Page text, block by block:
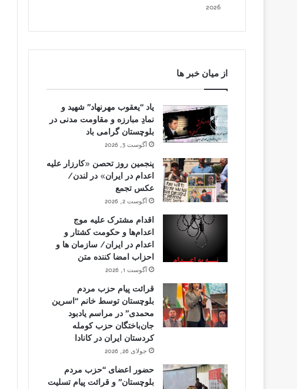
2026
از میان خبر ها
یاد “یعقوب مهرنهاد” شهید و
نمادِ مبارزه و مقاومت مدنی در
بلوچستان گرامی باد
آگوست 3, 2026
پنجمین روز تحصن «کارزار علیه
اعدام در ایران» در لندن/
عکس تجمع
آگوست 2, 2026
اقدام مشترک علیه موج
اعدام‌ها و حکومت کشتار و
اعدام در ایران/ سازمان ها و
احزاب امضا کننده متن
آگوست 1, 2026
قرائت پیام حزب مردم
بلوچستان توسط خانم “اسرین
محمدی” در مراسم یادبود
جان‌باختگان حزب کومله
کردستان ایران در کانادا
جولای 26, 2026
حضور اعضای “حزب مردم
بلوچستان” و قرائت پیام تسلیت